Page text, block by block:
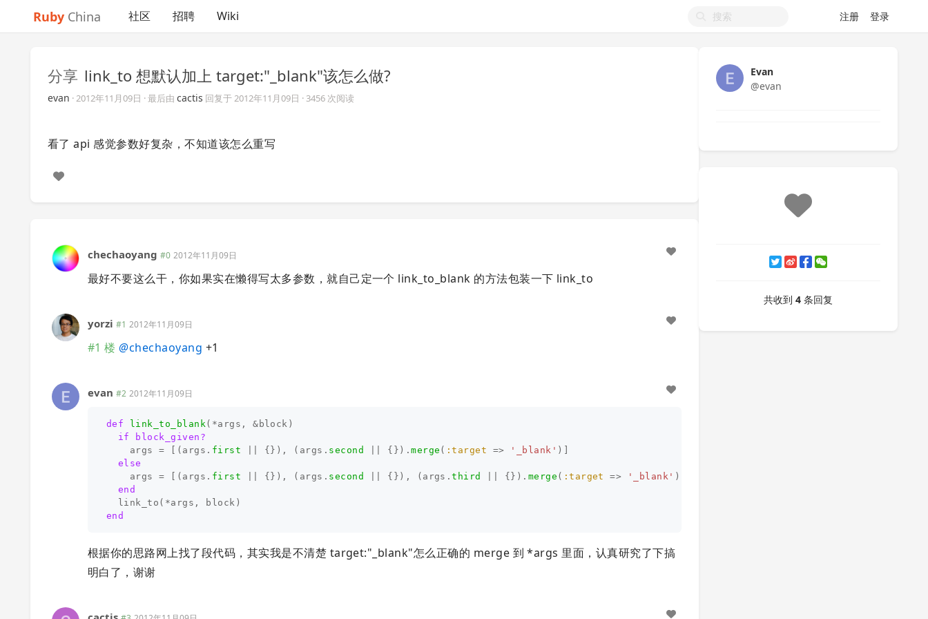
Ruby China 社区 招聘 Wiki 注册 登录
分享 link_to 想默认加上 target:"_blank"该怎么做?
evan ·2012年11月09日 · 最后由 cactis 回复于2012年11月09日 · 3456 次阅读
看了 api 感觉参数好复杂，不知道该怎么重写
chechaoyang #0 2012年11月09日
最好不要这么干，你如果实在懒得写太多参数，就自己定一个 link_to_blank 的方法包装一下 link_to
yorzi #1 2012年11月09日
#1 楼 @chechaoyang +1
evan #2 2012年11月09日
def link_to_blank( *args , & block )
if
block_given?
args
= [( args . first {}), ( args . second {}).merge ( :target => '_blank' )]
else
args
= [( args . first {}), ( args . second {}), ( args .third {}). merge ( :target => '_blank' )]
end
link_to ( *args , block )
end
根据你的思路网上找了段代码，其实我是不清楚 target:"_blank"怎么正确的 merge 到 *args 里面，认真研究了下搞
明白了，谢谢
Evan
@evan
共收到 4 条回复